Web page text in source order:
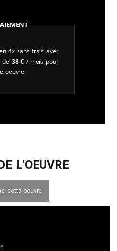
4x sans frais avec
de 38 € / mois pour
oeuvre.
L'OEUVRE
cette oeuvre